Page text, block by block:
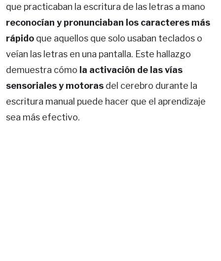
que practicaban la escritura de las letras a mano
reconocían y pronunciaban los caracteres más
rápido que aquellos que solo usaban teclados o
veían las letras en una pantalla. Este hallazgo
demuestra cómo la activación de las vías
sensoriales y motoras del cerebro durante la
escritura manual puede hacer que el aprendizaje
sea más efectivo.